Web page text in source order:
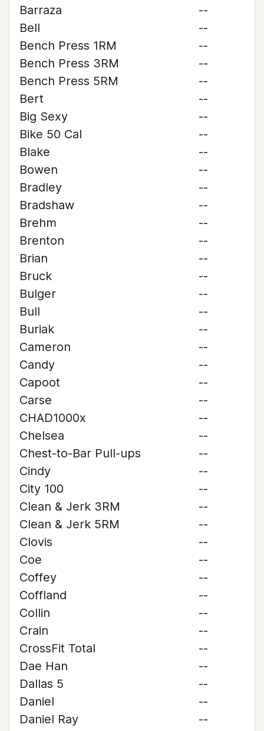
Barraza
--
Bell
--
Bench Press 1RM
--
Bench Press 3RM
--
Bench Press 5RM
--
Bert
--
Big Sexy
--
Bike 50 Cal
--
Blake
--
Bowen
--
Bradley
--
Bradshaw
--
Brehm
--
Brenton
--
Brian
--
Bruck
--
Bulger
--
Bull
--
Buriak
--
Cameron
--
Candy
--
Capoot
--
Carse
--
CHAD1000x
--
Chelsea
--
Chest-to-Bar Pull-ups
--
Cindy
--
City 100
--
Clean & Jerk 3RM
--
Clean & Jerk 5RM
--
Clovis
--
Coe
--
Coffey
--
Coffland
--
Collin
--
Crain
--
CrossFit Total
--
Dae Han
--
Dallas 5
--
Daniel
--
Daniel Ray
--